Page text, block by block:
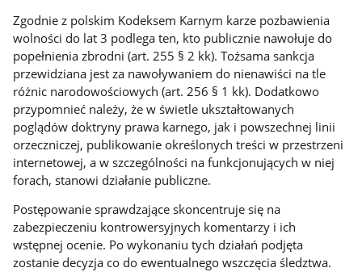
Zgodnie z polskim Kodeksem Karnym karze pozbawienia
wolności do lat 3 podlega ten, kto publicznie nawołuje do
popełnienia zbrodni (art. 255 § 2 kk). Tożsama sankcja
przewidziana jest za nawoływaniem do nienawiści na tle
różnic narodowościowych (art. 256 § 1 kk). Dodatkowo
przypomnieć należy, że w świetle ukształtowanych
poglądów doktryny prawa karnego, jak i powszechnej linii
orzeczniczej, publikowanie określonych treści w przestrzeni
internetowej, a w szczególności na funkcjonujących w niej
forach, stanowi działanie publiczne.
Postępowanie sprawdzające skoncentruje się na
zabezpieczeniu kontrowersyjnych komentarzy i ich
wstępnej ocenie. Po wykonaniu tych działań podjęta
zostanie decyzja co do ewentualnego wszczęcia śledztwa.